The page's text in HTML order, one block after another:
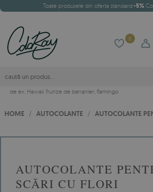
Toate produsele din oferta standard-5%
0
de ex. Hawaii, frunze de bananier, flamingo
HOME / AUTOCOLANTE / AUTOCOLANTE
AUTOCOLANTE
SCĂRI CU FLORI